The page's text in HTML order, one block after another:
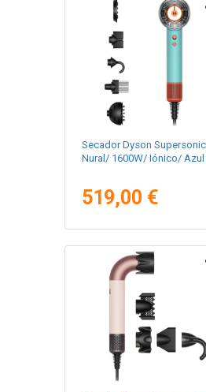
Secador Dyson Supersonic
Nural/ 1600W/ Iónico/ Azul
519,00 €